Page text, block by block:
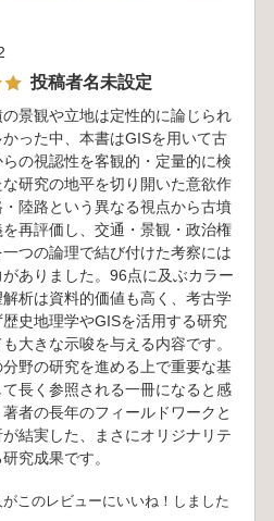
投稿者名未設定
景観や立地は定性的に論じられ
った中、本書はGISを用いて古
の視認性を客観的・定量的に検
研究の地平を切り開いた意欲作
陸路という異なる視点から古墳
再評価し、交通・景観・政治権
つの論理で結び付けた考察には
ありました。96点に及ぶカラー
析は資料的価値も高く、考古学
史地理学やGISを活用する研究
大きな示唆を与える内容です。
野の研究を進める上で重要な基
長く参照される一冊になると感
著者の長年のフィールドワークと
結実した、まさにオリジナリテ
究成果です。
がこのレビューにいいね！しました